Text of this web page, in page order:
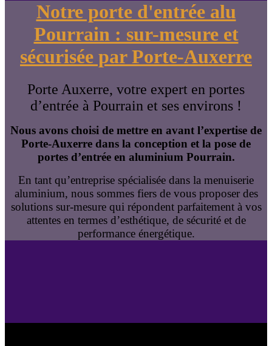
Notre porte d'entrée alu
Pourrain : sur-mesure et
sécurisée par Porte-Auxerre
Porte Auxerre, votre expert en portes
d’entrée à Pourrain et ses environs !
Nous avons choisi de mettre en avant l’expertise de
Porte-Auxerre dans la conception et la pose de
portes d’entrée en aluminium Pourrain.
En tant qu’entreprise spécialisée dans la menuiserie
aluminium, nous sommes fiers de vous proposer des
solutions sur-mesure qui répondent parfaitement à vos
attentes en termes d’esthétique, de sécurité et de
performance énergétique.